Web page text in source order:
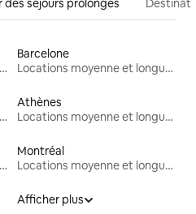
séjours prolongés
Locations moyenne et longue durée
Barcelone
Locations moyenne et longue durée
Locations moyenne et longue durée
Athènes
Locations moyenne et longue durée
Locations moyenne et longue durée
Montréal
Locations moyenne et longue durée
Afficher plus